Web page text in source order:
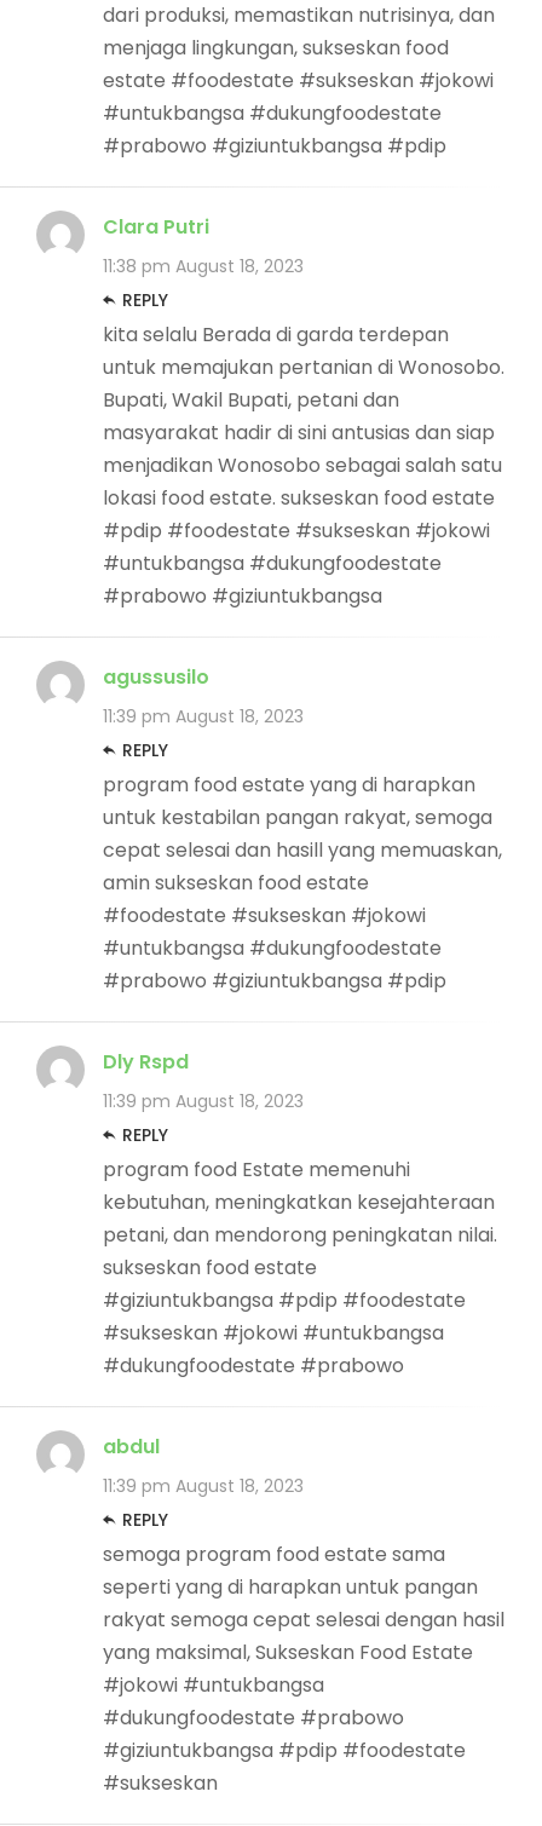
dari produksi, memastikan nutrisinya, dan
menjaga lingkungan, sukseskan food
estate #foodestate #sukseskan #jokowi
#untukbangsa #dukungfoodestate
#prabowo #giziuntukbangsa #pdip
Clara Putri
11:38 pm August 18, 2023
REPLY
kita selalu Berada di garda terdepan
untuk memajukan pertanian di Wonosobo.
Bupati, Wakil Bupati, petani dan
masyarakat hadir di sini antusias dan siap
menjadikan Wonosobo sebagai salah satu
lokasi food estate. sukseskan food estate
#pdip #foodestate #sukseskan #jokowi
#untukbangsa #dukungfoodestate
#prabowo #giziuntukbangsa
agussusilo
11:39 pm August 18, 2023
REPLY
program food estate yang di harapkan
untuk kestabilan pangan rakyat, semoga
cepat selesai dan hasill yang memuaskan,
amin sukseskan food estate
#foodestate #sukseskan #jokowi
#untukbangsa #dukungfoodestate
#prabowo #giziuntukbangsa #pdip
Dly Rspd
11:39 pm August 18, 2023
REPLY
program food Estate memenuhi
kebutuhan, meningkatkan kesejahteraan
petani, dan mendorong peningkatan nilai.
sukseskan food estate
#giziuntukbangsa #pdip #foodestate
#sukseskan #jokowi #untukbangsa
#dukungfoodestate #prabowo
abdul
11:39 pm August 18, 2023
REPLY
semoga program food estate sama
seperti yang di harapkan untuk pangan
rakyat semoga cepat selesai dengan hasil
yang maksimal, Sukseskan Food Estate
#jokowi #untukbangsa
#dukungfoodestate #prabowo
#giziuntukbangsa #pdip #foodestate
#sukseskan